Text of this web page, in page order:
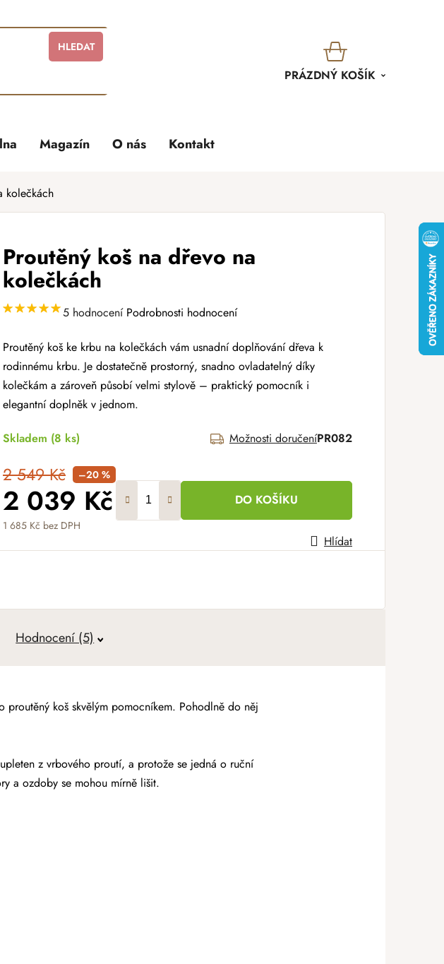
HLEDAT
KOŠÍK
PRÁZDNÝ KOŠÍK
Magazín O nás Kontakt
kolečkách
Proutěný koš na dřevo na
kolečkách
5 hodnocení Podrobnosti hodnocení
Proutěný koš ke krbu na kolečkách vám usnadní doplňování dřeva k
rodinnému krbu. Je dostatečně prostorný, snadno ovladatelný díky
kolečkám a zároveň působí velmi stylově – praktický pomocník i
elegantní doplněk v jednom.
Skladem (8 ks) Možnosti doručeníPR082
2 549 Kč –20 %
2 039 Kč
1 685 Kč bez DPH
Měrná cena:
DO KOŠÍKU
Hlídat
Hodnocení (5)
koš skvělým pomocníkem. Pohodlně do něj
z vrbového proutí, a protože se jedná o ruční
a ozdoby se mohou mírně lišit.